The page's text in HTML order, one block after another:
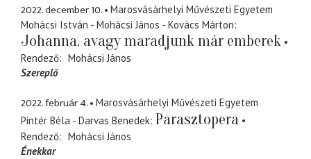
2022. december 10.
Marosvásárhelyi Művészeti Egyetem
Mohácsi István - Mohácsi János - Kovács Márton
Johanna, avagy maradjunk már emberek
Rendező
Mohácsi János
Szereplő
2022. február 4.
Marosvásárhelyi Művészeti Egyetem
Pintér Béla - Darvas Benedek Parasztopera
Rendező
Mohácsi János
Énekkar